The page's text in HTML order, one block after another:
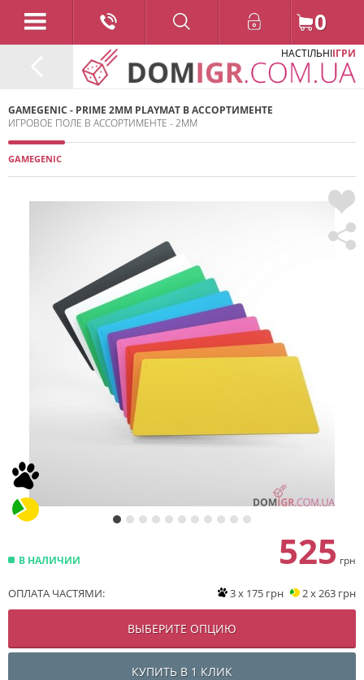
0
НАСТІЛЬНІІГРИ
GAMEGENIC - PRIME 2MM PLAYMAT В АССОРТИМЕНТЕ
ИГРОВОЕ ПОЛЕ В АССОРТИМЕНТЕ - 2ММ
GAMEGENIC
В НАЛИЧИИ 525 грн
ОПЛАТА ЧАСТЯМИ: 3 x 175 грн 2 x 263 грн
ВЫБЕРИТЕ ОПЦИЮ
КУПИТЬ В 1 КЛИК